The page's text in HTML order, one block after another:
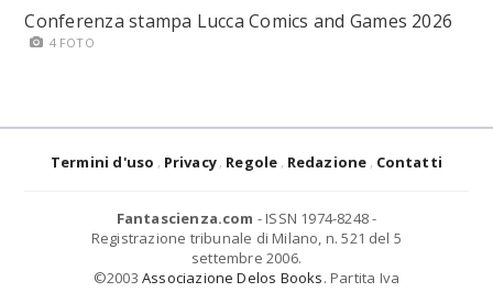
Conferenza stampa Lucca Comics and Games 2026
4 FOTO
Termini d'uso Privacy Regole Redazione Contatti
Fantascienza.com - ISSN 1974-8248 -
Registrazione tribunale di Milano, n. 521 del 5
settembre 2006.
©2003 Associazione Delos Books. Partita Iva